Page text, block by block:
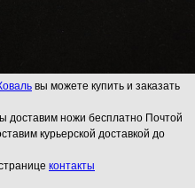
вы можете купить и заказать
доставим ножи бесплатно Почтой
курьерской доставкой до
контакты